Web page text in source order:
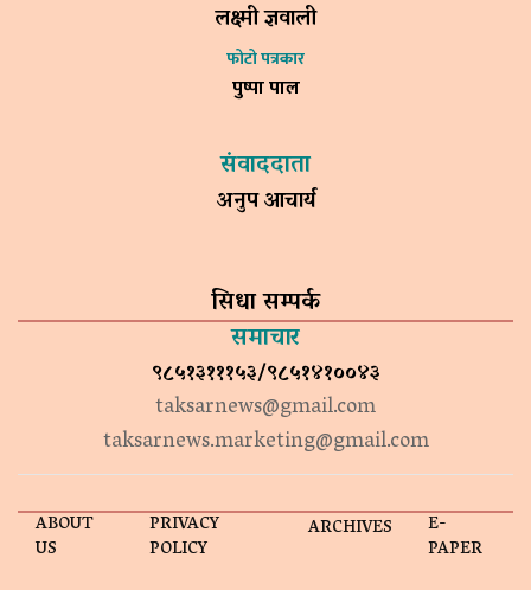
लक्ष्मी ज्ञवाली
फोटो पत्रकार
पुष्पा पाल
संवाददाता
अनुप आचार्य
सिधा सम्पर्क
समाचार
९८५१३१११५३/९८५१४१००४३
taksarnews@gmail.com
taksarnews.marketing@gmail.com
ABOUT
US
PRIVACY
POLICY
ARCHIVES E-
PAPER